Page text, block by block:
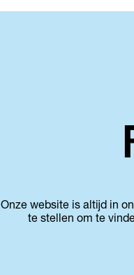
Onze website is altijd in
te stellen om te